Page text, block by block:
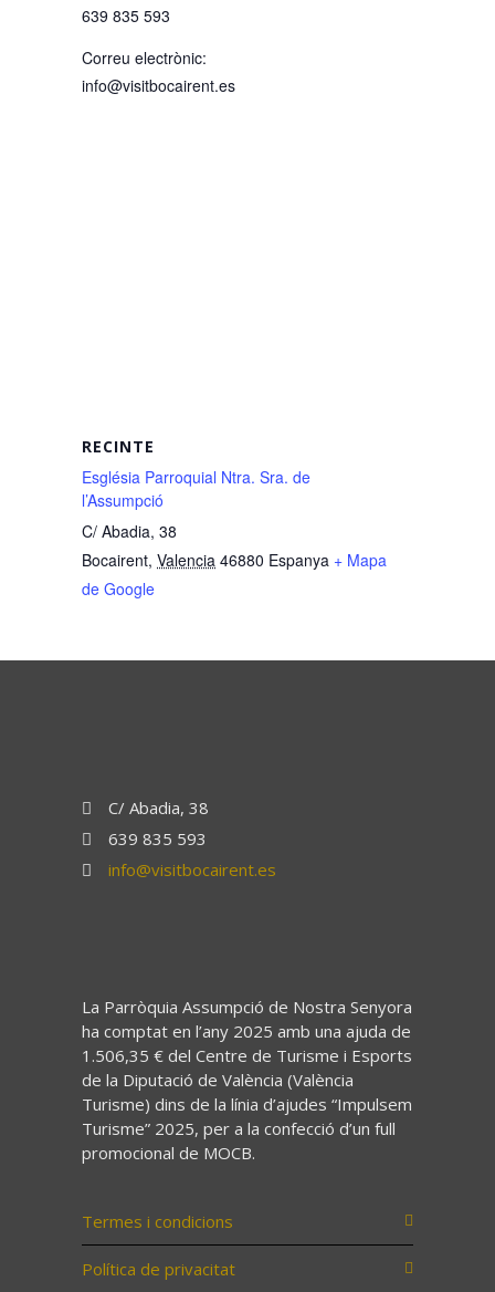
639 835 593
Correu electrònic:
info@visitbocairent.es
RECINTE
Església Parroquial Ntra. Sra. de
l’Assumpció
C/ Abadia, 38
Bocairent, Valencia 46880 Espanya + Mapa
de Google
C/ Abadia, 38
639 835 593
info@visitbocairent.es
La Parròquia Assumpció de Nostra Senyora
ha comptat en l’any 2025 amb una ajuda de
1.506,35 € del Centre de Turisme i Esports
de la Diputació de València (València
Turisme) dins de la línia d’ajudes “Impulsem
Turisme” 2025, per a la confecció d’un full
promocional de MOCB.
Termes i condicions
Política de privacitat